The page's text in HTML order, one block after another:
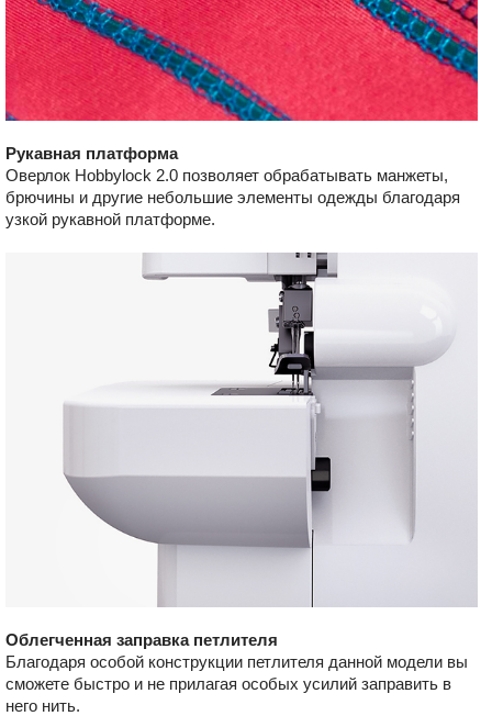
Рукавная платформа
Оверлок Hobbylock 2.0 позволяет обрабатывать манжеты,
брючины и другие небольшие элементы одежды благодаря
узкой рукавной платформе.
Облегченная заправка петлителя
Благодаря особой конструкции петлителя данной модели вы
сможете быстро и не прилагая особых усилий заправить в
него нить.